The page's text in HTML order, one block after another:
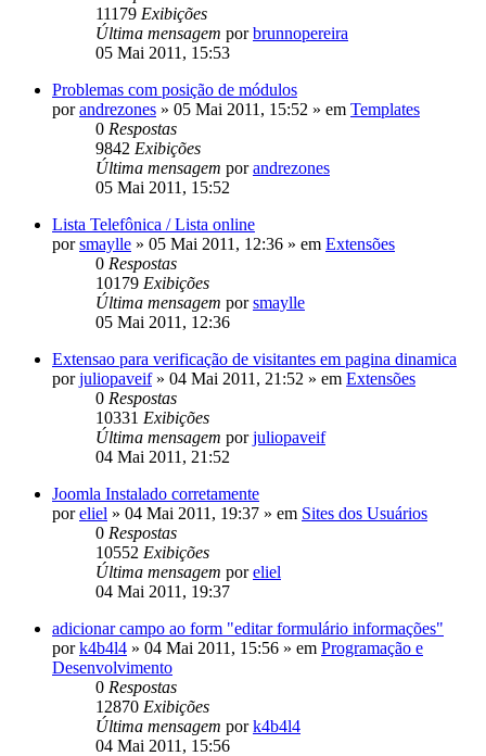
11179 Exibições
Última mensagem porbrunnopereira
05 Mai 2011, 15:53
Problemas com posição de módulos
porandrezones » 05 Mai 2011, 15:52 » em Templates
0 Respostas
9842 Exibições
Última mensagem porandrezones
05 Mai 2011, 15:52
Lista Telefônica / Lista online
porsmaylle » 05 Mai 2011, 12:36 » em Extensões
0 Respostas
10179 Exibições
Última mensagem porsmaylle
05 Mai 2011, 12:36
Extensao para verificação de visitantes em pagina dinamica
porjuliopaveif» 04 Mai 2011, 21:52 » em Extensões
0 Respostas
10331 Exibições
Última mensagem porjuliopaveif
04 Mai 2011, 21:52
Joomla Instalado corretamente
poreliel » 04 Mai 2011, 19:37 » em Sites dos Usuários
0 Respostas
10552 Exibições
Última mensagem poreliel
04 Mai 2011, 19:37
adicionar campo ao form "editar formulário informações"
pork4b4l4 » 04 Mai 2011, 15:56 » em Programação e
Desenvolvimento
0 Respostas
12870 Exibições
Última mensagem pork4b4l4
04 Mai 2011, 15:56